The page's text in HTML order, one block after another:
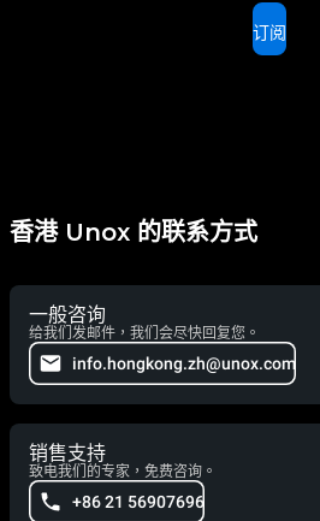
订阅
香港 Unox 的联系方式
一般咨询
给我们发邮件，我们会尽快回复您。
info.hongkong.zh@unox.com
销售支持
致电我们的专家，免费咨询。
+86 21 56907696